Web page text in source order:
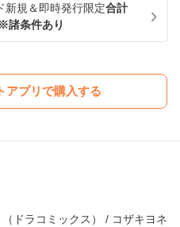
新規＆即時発行限定合計
諸条件あり
アプリで購入する
ドラコミックス） / コザキヨネ